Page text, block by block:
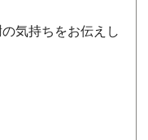
気持ちをお伝えし